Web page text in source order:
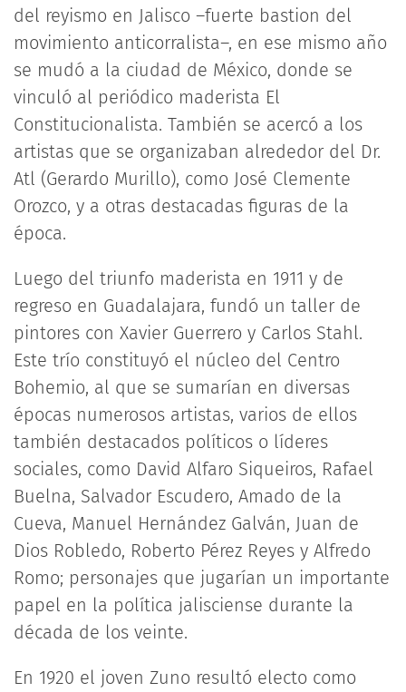
del reyismo en Jalisco –fuerte bastion del
movimiento anticorralista–, en ese mismo año
se mudó a la ciudad de México, donde se
vinculó al periódico maderista El
Constitucionalista. También se acercó a los
artistas que se organizaban alrededor del Dr.
Atl (Gerardo Murillo), como José Clemente
Orozco, y a otras destacadas figuras de la
época.
Luego del triunfo maderista en 1911 y de
regreso en Guadalajara, fundó un taller de
pintores con Xavier Guerrero y Carlos Stahl.
Este trío constituyó el núcleo del Centro
Bohemio, al que se sumarían en diversas
épocas numerosos artistas, varios de ellos
también destacados políticos o líderes
sociales, como David Alfaro Siqueiros, Rafael
Buelna, Salvador Escudero, Amado de la
Cueva, Manuel Hernández Galván, Juan de
Dios Robledo, Roberto Pérez Reyes y Alfredo
Romo; personajes que jugarían un importante
papel en la política jalisciense durante la
década de los veinte.
En 1920 el joven Zuno resultó electo como